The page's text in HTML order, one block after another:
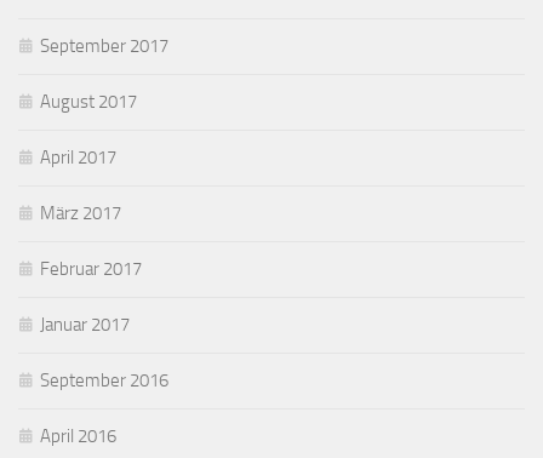
September 2017
August 2017
April 2017
März 2017
Februar 2017
Januar 2017
September 2016
April 2016